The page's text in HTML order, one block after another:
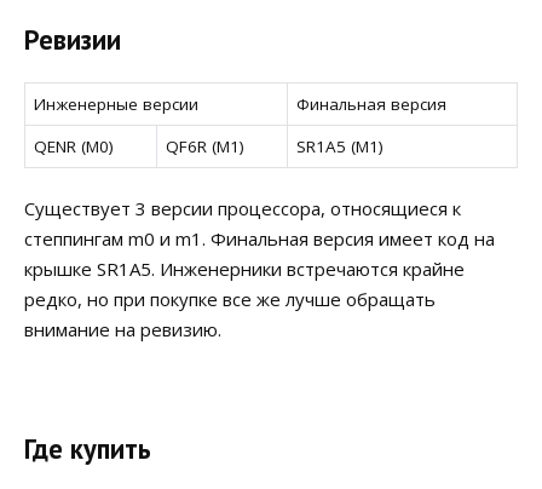
Ревизии
Инженерные версии
Финальная версия
QENR (M0)
QF6R (M1) SR1A5 (M1)
Существует 3 версии процессора, относящиеся к
степпингам m0 и m1. Финальная версия имеет код на
крышке SR1A5. Инженерники встречаются крайне
редко, но при покупке все же лучше обращать
внимание на ревизию.
Где купить